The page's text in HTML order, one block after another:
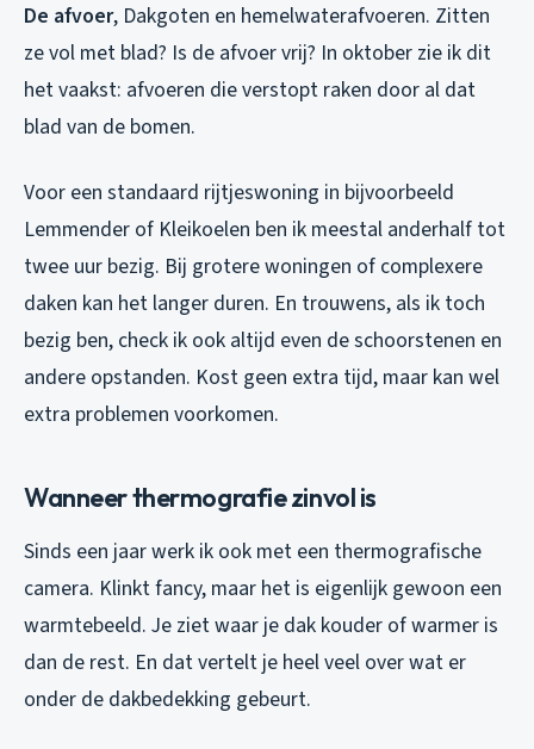
De afvoer, Dakgoten en hemelwaterafvoeren. Zitten
ze vol met blad? Is de afvoer vrij? In oktober zie ik dit
het vaakst: afvoeren die verstopt raken door al dat
blad van de bomen.
Voor een standaard rijtjeswoning in bijvoorbeeld
Lemmender of Kleikoelen ben ik meestal anderhalf tot
twee uur bezig. Bij grotere woningen of complexere
daken kan het langer duren. En trouwens, als ik toch
bezig ben, check ik ook altijd even de schoorstenen en
andere opstanden. Kost geen extra tijd, maar kan wel
extra problemen voorkomen.
Wanneer thermografie zinvol is
Sinds een jaar werk ik ook met een thermografische
camera. Klinkt fancy, maar het is eigenlijk gewoon een
warmtebeeld. Je ziet waar je dak kouder of warmer is
dan de rest. En dat vertelt je heel veel over wat er
onder de dakbedekking gebeurt.